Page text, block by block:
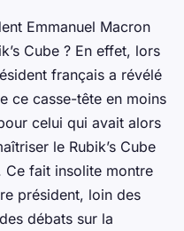
Emmanuel Macron
Cube ? En effet, lors
français a révélé
ce casse-tête en moins
celui qui avait alors
le Rubik’s Cube
Ce fait insolite montre
président, loin des
débats sur la